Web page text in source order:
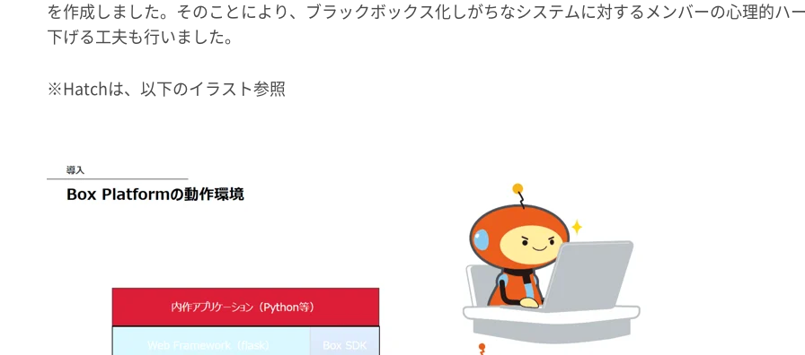
を作成しました。そのことにより、ブラックボックス化しがちなシステムに対するメンバーの心理的ハ
下げる工夫も行いました。
※Hatchは、以下のイラスト参照